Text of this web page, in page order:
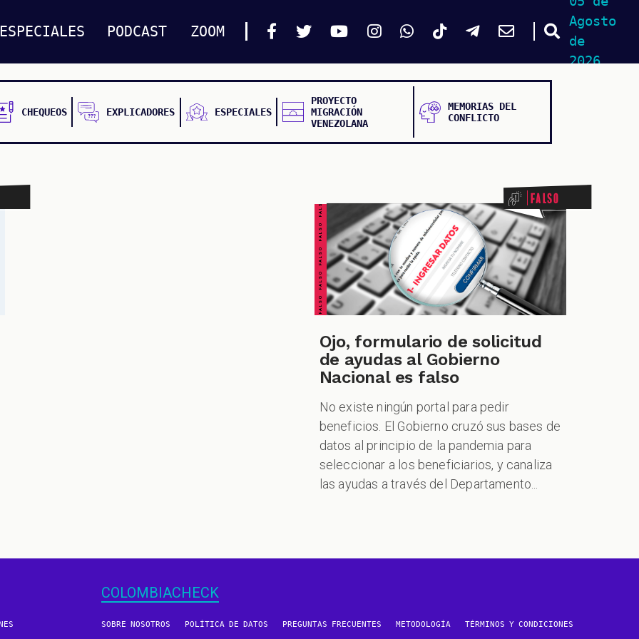
ESPECIALES PODCAST ZOOM
Agosto
de
2026
CHEQUEOS EXPLICADORES ESPECIALES
PROYECTO
MIGRACIÓN
VENEZOLANA
MEMORIAS DEL
CONFLICTO
FALSO FALSO FALSO FALSO FALSO FALSO FALSO Falso
Ojo, formulario de solicitud
de ayudas al Gobierno
Nacional es falso
No existe ningún portal para pedir
beneficios. El Gobierno cruzó sus bases de
datos al principio de la pandemia para
seleccionar a los beneficiarios, y canaliza
las ayudas a través del Departamento...
COLOMBIACHECK
SOBRE NOSOTROS POLÍTICA DE DATOS PREGUNTAS FRECUENTES METODOLOGÍA TÉRMINOS Y CONDICIONES